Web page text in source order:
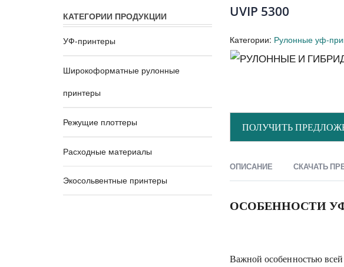
UVIP 5300
Категории: Рулонные уф-
ПОЛУЧИТЬ
ОПИСАНИЕ СКАЧАТЬ
ОСОБЕННОСТИ УФ
Важной особенностью
КАТЕГОРИИ ПРОДУКЦИИ
УФ-принтеры
Широкоформатные рулонные
принтеры
Режущие плоттеры
Расходные материалы
Экосольвентные принтеры